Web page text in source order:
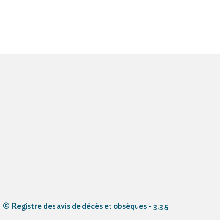
© Registre des avis de décès et obsèques - 3.3.5